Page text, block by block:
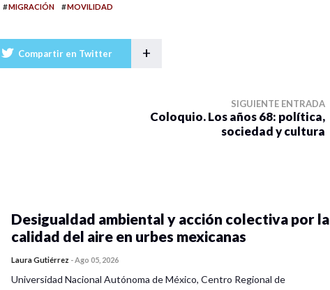
#MIGRACIÓN #MOVILIDAD
Compartir en Twitter +
SIGUIENTE ENTRADA
Coloquio. Los años 68: política,
sociedad y cultura
Desigualdad ambiental y acción colectiva por la
calidad del aire en urbes mexicanas
Laura Gutiérrez -Ago 05, 2026
Universidad Nacional Autónoma de México, Centro Regional de